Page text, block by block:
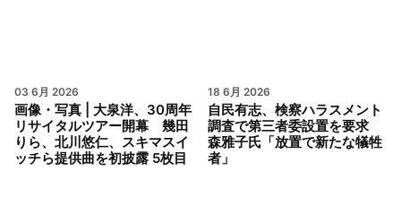
03 6月 2026
画像・写真 | 大泉洋、30周年
リサイタルツアー開幕 幾田
りら、北川悠仁、スキマスイ
ッチら提供曲を初披露 5枚目
18 6月 2026
自民有志、検察ハラスメント
調査で第三者委設置を要求
森雅子氏「放置で新たな犠牲
者」